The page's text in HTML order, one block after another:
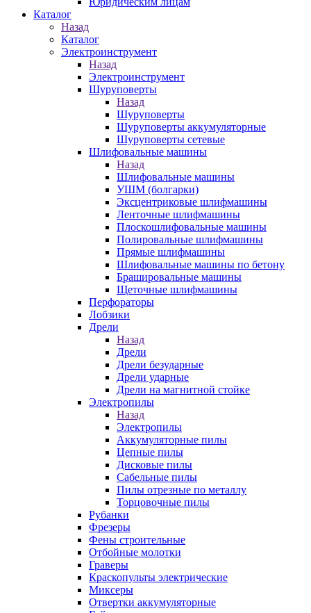
Каталог
Назад
Каталог
Электроинструмент
Назад
Электроинструмент
Шуруповерты
Назад
Шуруповерты
Шуруповерты аккумуляторные
Шуруповерты сетевые
Шлифовальные машины
Назад
Шлифовальные машины
УШМ (болгарки)
Эксцентриковые шлифмашины
Ленточные шлифмашины
Плоскошлифовальные машины
Полировальные шлифмашины
Прямые шлифмашины
Шлифовальные машины по бетону
Брашировальные машины
Щеточные шлифмашины
Перфораторы
Лобзики
Дрели
Назад
Дрели
Дрели безударные
Дрели ударные
Дрели на магнитной стойке
Электропилы
Назад
Электропилы
Аккумуляторные пилы
Цепные пилы
Дисковые пилы
Сабельные пилы
Пилы отрезные по металлу
Торцовочные пилы
Рубанки
Фрезеры
Фены строительные
Отбойные молотки
Граверы
Краскопульты электрические
Миксеры
Отвертки аккумуляторные